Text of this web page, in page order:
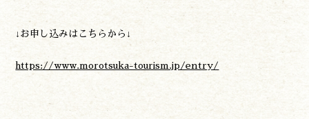
↓お申し込みはこちらから↓
https://www.morotsuka-tourism.jp/entry/